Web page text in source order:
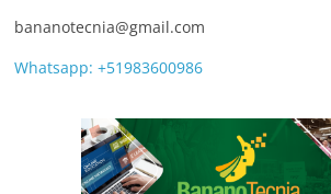
bananotecnia@gmail.com
Whatsapp: +51983600986